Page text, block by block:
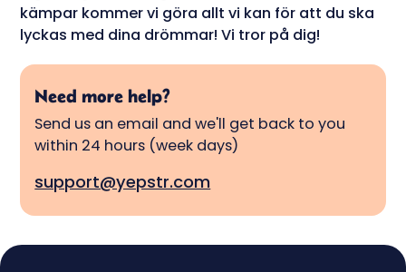
kämpar kommer vi göra allt vi kan för att du ska
lyckas med dina drömmar! Vi tror på dig!
Need more help?
Send us an email and we'll get back to you
within 24 hours (week days)
support@yepstr.com